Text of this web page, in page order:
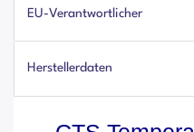
EU-Verantwortlicher
Herstellerdaten